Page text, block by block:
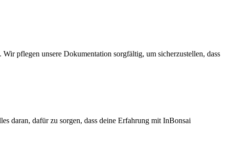
pflegen unsere Dokumentation sorgfältig, um sicherzustellen, dass
daran, dafür zu sorgen, dass deine Erfahrung mit InBonsai